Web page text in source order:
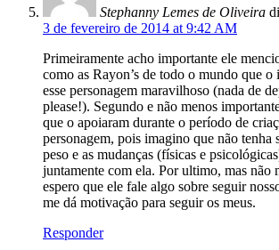
Stephanny Lemes de Oliveira
3 de fevereiro de 2014 at 9:42 AM
Primeiramente acho importante ele
como as Rayon’s de todo o mundo que o
esse personagem maravilhoso (nada de
please!). Segundo e não menos
que o apoiaram durante o período de
personagem, pois imagino que não tenha
peso e as mudanças (físicas e
juntamente com ela. Por ultimo, mas não
espero que ele fale algo sobre seguir
me dá motivação para seguir os meus.
Responder